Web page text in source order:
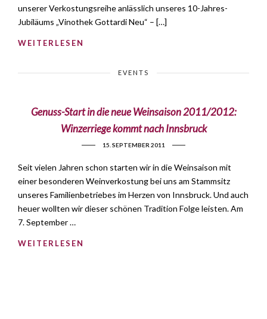
unserer Verkostungsreihe anlässlich unseres 10-Jahres-
Jubiläums „Vinothek Gottardi Neu“ – […]
WEITERLESEN
EVENTS
Genuss-Start in die neue Weinsaison 2011/2012:
Winzerriege kommt nach Innsbruck
15. SEPTEMBER 2011
Seit vielen Jahren schon starten wir in die Weinsaison mit
einer besonderen Weinverkostung bei uns am Stammsitz
unseres Familienbetriebes im Herzen von Innsbruck. Und auch
heuer wollten wir dieser schönen Tradition Folge leisten. Am
7. September …
WEITERLESEN